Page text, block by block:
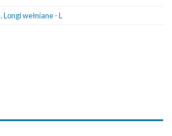
,Longi wełniane - L